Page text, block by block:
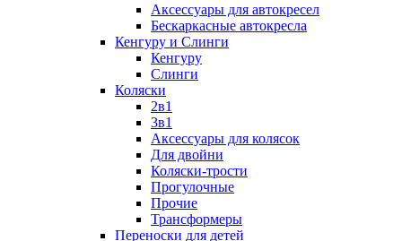
Аксессуары для автокресел
Бескаркасные автокресла
Кенгуру и Слинги
Кенгуру
Слинги
Коляски
2в1
3в1
Аксессуары для колясок
Для двойни
Коляски-трости
Прогулочные
Прочие
Трансформеры
Переноски для детей